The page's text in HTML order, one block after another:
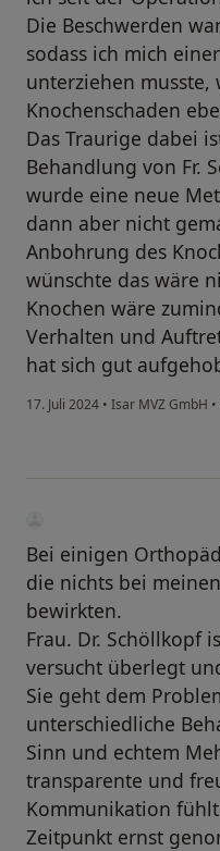
Die Beschwerden
sodass ich mich
unterziehen musste,
Knochenschaden
Das Traurige dabei
Behandlung von Fr.
wurde eine neue
dann aber nicht
Anbohrung des
wünschte das wäre
Knochen wäre
Verhalten und
hat sich gut
17. Juli 2024 • Isar MVZ GmbH •
Bei einigen
die nichts bei
bewirkten.
Frau. Dr. Schöllkopf
versucht überlegt
Sie geht dem
unterschiedliche
Sinn und echtem
transparente und
Kommunikation
Zeitpunkt ernst